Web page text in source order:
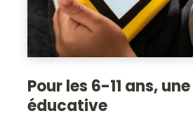
Pour les 6-11 ans,
éducative